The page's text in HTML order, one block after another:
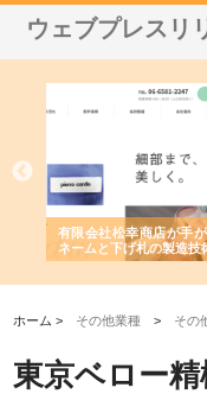
ウェブプレスリ
有限会社松幸商店が手
ネームと下げ札の製造技
ホーム > その他業種 > その
東京ベロー